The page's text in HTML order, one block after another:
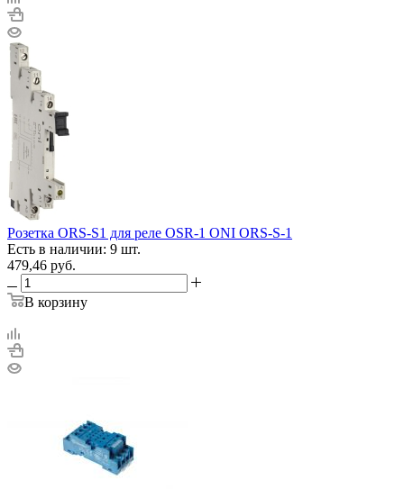
Розетка ORS-S1 для реле OSR-1 ONI ORS-S-1
Есть в наличии: 9 шт.
479,46 руб.
В корзину